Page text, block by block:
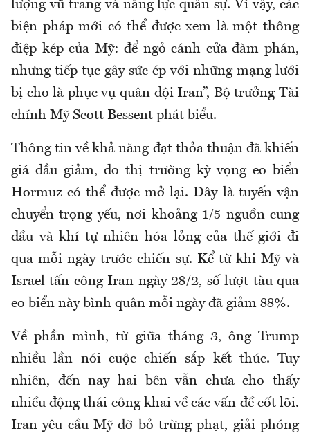
lượng vũ trang và năng lực quân sự. Vì vậy, các
biện pháp mới có thể được xem là một thông
điệp kép của Mỹ: để ngỏ cánh cửa đàm phán,
nhưng tiếp tục gây sức ép với những mạng lưới
bị cho là phục vụ quân đội Iran”, Bộ trưởng Tài
chính Mỹ Scott Bessent phát biểu.
Thông tin về khả năng đạt thỏa thuận đã khiến
giá dầu giảm, do thị trường kỳ vọng eo biển
Hormuz có thể được mở lại. Đây là tuyến vận
chuyển trọng yếu, nơi khoảng 1/5 nguồn cung
dầu và khí tự nhiên hóa lỏng của thế giới đi
qua mỗi ngày trước chiến sự. Kể từ khi Mỹ và
Israel tấn công Iran ngày 28/2, số lượt tàu qua
eo biển này bình quân mỗi ngày đã giảm 88%.
Về phần mình, từ giữa tháng 3, ông Trump
nhiều lần nói cuộc chiến sắp kết thúc. Tuy
nhiên, đến nay hai bên vẫn chưa cho thấy
nhiều động thái công khai về các vấn đề cốt lõi.
Iran yêu cầu Mỹ dỡ bỏ trừng phạt, giải phóng